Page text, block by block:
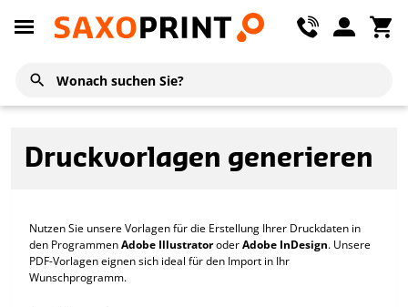
Druckvorlagen generieren
Nutzen Sie unsere Vorlagen für die Erstellung Ihrer Druckdaten in
den ProgrammenAdobe IllustratoroderAdobe InDesign. Unsere
PDF-Vorlagen eignen sich ideal für den Import in Ihr
Wunschprogramm.